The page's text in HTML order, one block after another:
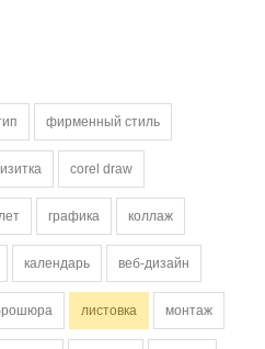
фирменный стиль
corel draw
графика коллаж
календарь веб-дизайн
листовка монтаж